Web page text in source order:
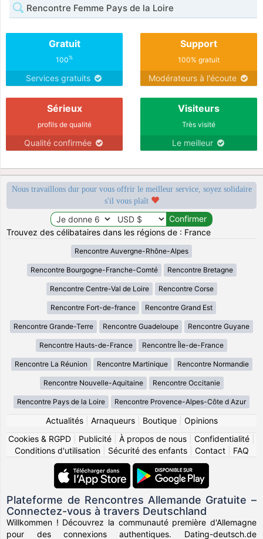
Rencontre Femme Pays de la Loire
Gratuit
100%
Services gratuits
Support
100% gratuit
Modérateurs à l'écoute
Sérieux
profils de qualité
Qualité confirmée
Visiteurs
Très visité
Le meilleur
Nous travaillons dur pour vous offrir le meilleur service, soyez solidaire
s'il vous plaît
Trouvez des célibataires dans les régions de : France
Rencontre Auvergne-Rhône-Alpes
Rencontre Bourgogne-Franche-Comté Rencontre Bretagne
Rencontre Centre-Val de Loire Rencontre Corse
Rencontre Fort-de-france Rencontre Grand Est
Rencontre Grande-Terre Rencontre Guadeloupe Rencontre Guyane
Rencontre Hauts-de-France Rencontre Île-de-France
Rencontre La Réunion Rencontre Martinique Rencontre Normandie
Rencontre Nouvelle-Aquitaine Rencontre Occitanie
Rencontre Pays de la Loire Rencontre Provence-Alpes-Côte d Azur
Actualités| Arnaqueurs| Boutique| Opinions
Cookies & RGPD
Publicité À propos de nous Confidentialité
Conditions d'utilisation| Sécurité des enfants| Contact| FAQ
Plateforme de Rencontres Allemande Gratuite –
Connectez-vous à travers Deutschland
Willkommen ! Découvrez la communauté première d'Allemagne
pour des connexions authentiques. Dating-deutsch.de